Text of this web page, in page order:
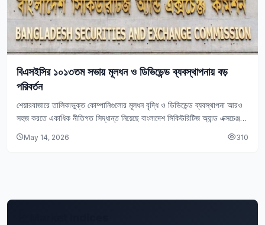
বিএসইসির ১০১৩তম সভায় মূলধন ও ডিভিডেন্ড ব্যবস্থাপনায় বড়
পরিবর্তন
শেয়ারবাজারে তালিকাভুক্ত কোম্পানিগুলোর মূলধন বৃদ্ধি ও ডিভিডেন্ড ব্যবস্থাপনা আরও
সহজ করতে একাধিক নীতিগত সিদ্ধান্ত নিয়েছে বাংলাদেশ সিকিউরিটিজ অ্যান্ড এক্সচেঞ্জ
May 14, 2026 310